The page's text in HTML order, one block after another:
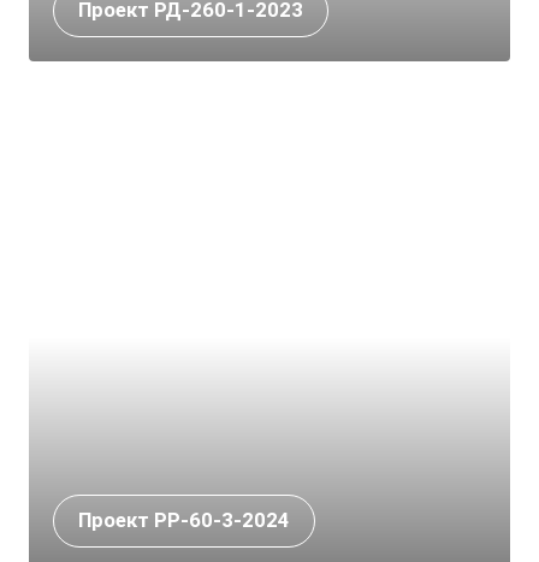
Проект РД-260-1-2023
Проект РР-60-3-2024